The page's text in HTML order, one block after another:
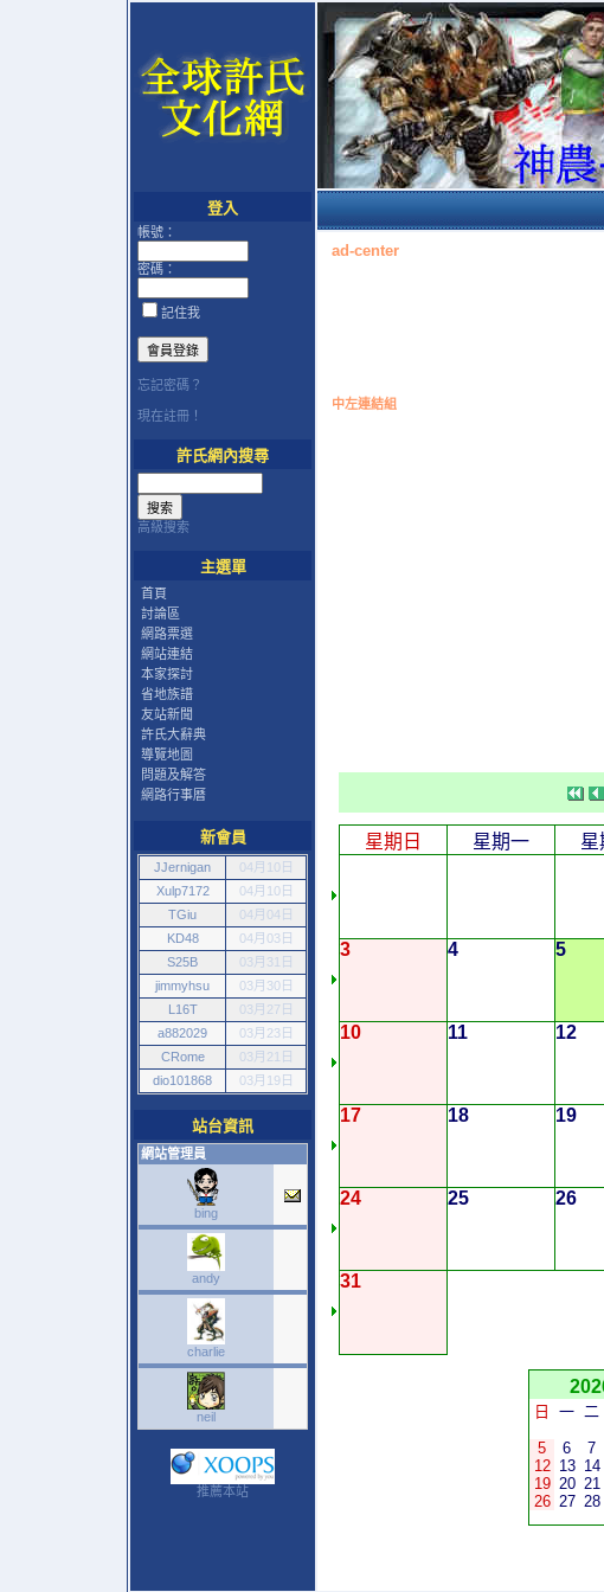
登入
帳號：
密碼：
記住我
忘記密碼？
現在註冊！
許氏網內搜尋
高級搜索
主選單
首頁
討論區
網路票選
網站連結
本家探討
省地族譜
友站新聞
許氏大辭典
導覽地圖
問題及解答
網路行事曆
新會員
JJernigan
04月10日
Xulp7172
04月10日
TGiu
04月04日
KD48
04月03日
S25B
03月31日
jimmyhsu
03月30日
L16T
03月27日
a882029
03月23日
CRome
03月21日
dio101868
03月19日
站台資訊
網站管理員
bing
andy
charlie
neil
推薦本站
ad-center
中左連結組
星期日 星期一 星
3 4 5
10 11 12
17 18 19
24 25 26
31
日 一 二
5
6 7
12 13 14
19 20 21
26 27 28